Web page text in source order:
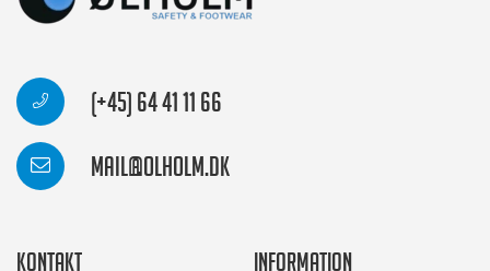
(+45) 64 41 11 66
mail@olholm.dk